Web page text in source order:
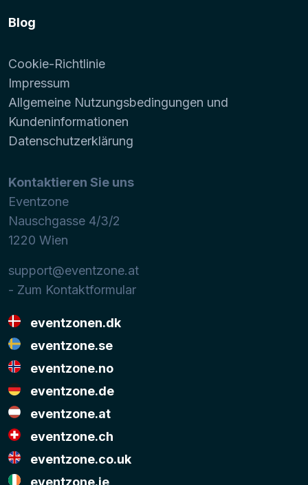
Blog
Cookie-Richtlinie
Impressum
Allgemeine Nutzungsbedingungen und
Kundeninformationen
Datenschutzerklärung
Kontaktieren Sie uns
Eventzone
Nauschgasse 4/3/2
1220 Wien
support@eventzone.at
- Zum Kontaktformular
eventzonen.dk
eventzone.se
eventzone.no
eventzone.de
eventzone.at
eventzone.ch
eventzone.co.uk
eventzone.ie